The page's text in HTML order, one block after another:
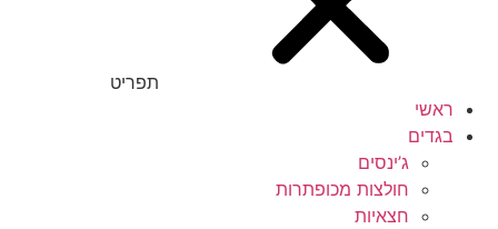
תפריט
ראשי
בגדים
ג’ינסים
חולצות מכופתרות
חצאיות